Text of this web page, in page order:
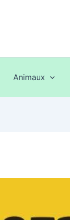
Animaux